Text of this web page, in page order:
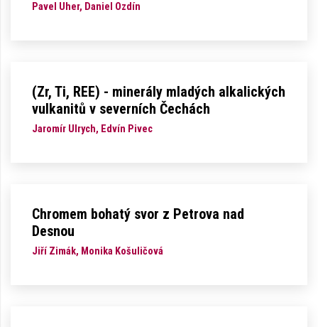
Pavel Uher, Daniel Ozdín
(Zr, Ti, REE) - minerály mladých alkalických
vulkanitů v severních Čechách
Jaromír Ulrych, Edvín Pivec
Chromem bohatý svor z Petrova nad
Desnou
Jiří Zimák, Monika Košuličová